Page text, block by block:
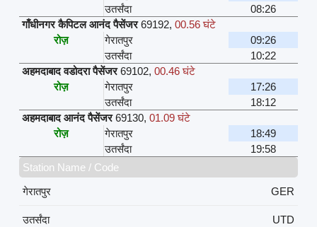
उतर्संदा
08:26
गाँधीनगर कैपिटल आनंद पैसेंजर 69192, 00.56 घंटे
रोज़
गेरातपुर
09:26
उतर्संदा
10:22
अहमदाबाद वडोदरा पैसेंजर 69102, 00.46 घंटे
रोज़
गेरातपुर
17:26
उतर्संदा
18:12
अहमदाबाद आनंद पैसेंजर 69130, 01.09 घंटे
रोज़
गेरातपुर
18:49
उतर्संदा
19:58
Station Name / Code
गेरातपुर
GER
उतर्संदा
UTD